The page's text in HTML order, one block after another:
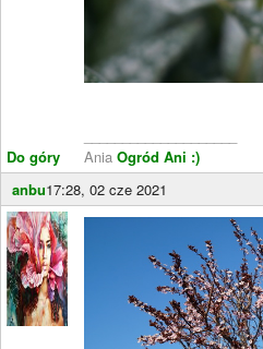
Do góry
Ania Ogród Ani :)
anbu17:28, 02 cze 2021